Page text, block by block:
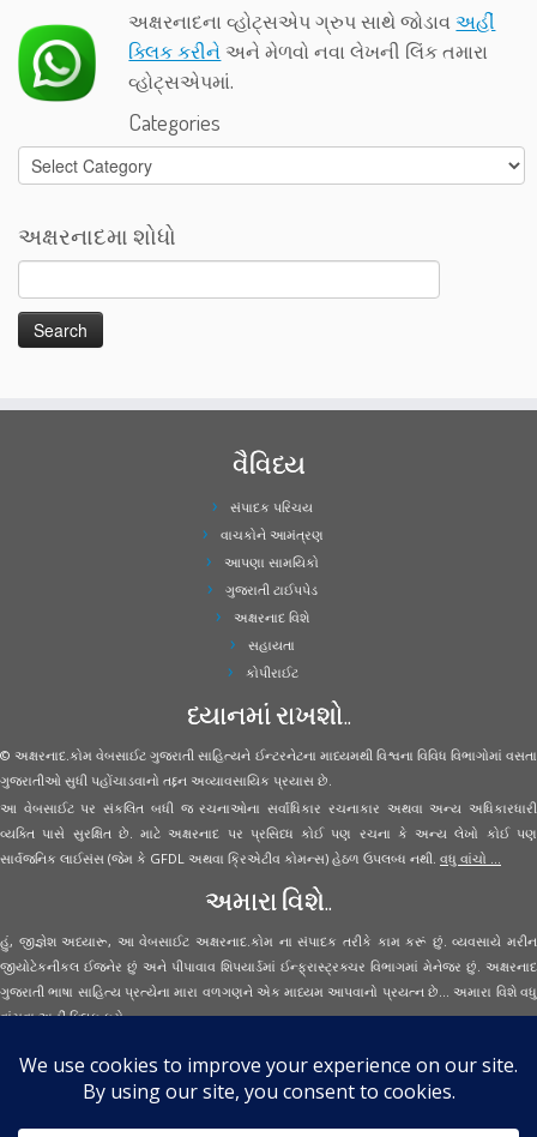
અક્ષરનાદના વ્હોટ્સએપ ગ્રુપ સાથે જોડાવઅહીં
ક્લિક કરીને અને મેળવો નવા લેખની લિંક તમારા
વ્હોટ્સએપમાં.
Categories
Categories
અક્ષરનાદમા શોધો
વૈવિધ્ય
સંપાદક પરિચય
વાચકોને આમંત્રણ
આપણા સામયિકો
ગુજરાતી ટાઈપપેડ
અક્ષરનાદ વિશે
સહાયતા
કોપીરાઈટ
ધ્યાનમાં રાખશો..
© અક્ષરનાદ.કોમ વેબસાઈટ ગુજરાતી સાહિત્યને ઈન્ટરનેટના માધ્યમથી વિશ્વના વિવિધ વિભાગોમાં વસતા
ગુજરાતીઓ સુધી પહોંચાડવાનો તદ્દન અવ્યાવસાયિક પ્રયાસ છે.
આ વેબસાઈટ પર સંકલિત બધી જ રચનાઓના સર્વાધિકાર રચનાકાર અથવા અન્ય અધિકારધારી
વ્યક્તિ પાસે સુરક્ષિત છે. માટે અક્ષરનાદ પર પ્રસિધ્ધ કોઈ પણ રચના કે અન્ય લેખો કોઈ પણ
સાર્વજનિક લાઈસંસ (જેમ કે GFDL અથવા ક્રિએટીવ કોમન્સ) હેઠળ ઉપલબ્ધ નથી. વધુ વાંચો ...
અમારા વિશે..
હું, જીજ્ઞેશ અધ્યારૂ, આ વેબસાઈટ અક્ષરનાદ.કોમ ના સંપાદક તરીકે કામ કરૂં છું. વ્યવસાયે મરીન
જીયોટેકનીકલ ઈજનેર છું અને પીપાવાવ શિપયાર્ડમાં ઈન્ફ્રાસ્ટ્રક્ચર વિભાગમાં મેનેજર છું. અક્ષરનાદ
ગુજરાતી ભાષા સાહિત્ય પ્રત્યેના મારા વળગણને એક માધ્યમ આપવાનો પ્રયત્ન છે... અમારા વિશે વધુ
વાંચવાઅહીં ક્લિક કરો...
Secured Site Assurance